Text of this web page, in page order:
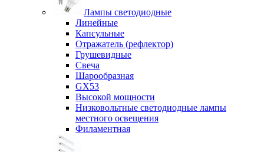
Лампы светодиодные
Линейные
Капсульные
Отражатель (рефлектор)
Грушевидные
Свеча
Шарообразная
GX53
Высокой мощности
Низковольтные светодиодные лампы
местного освещения
Филаментная